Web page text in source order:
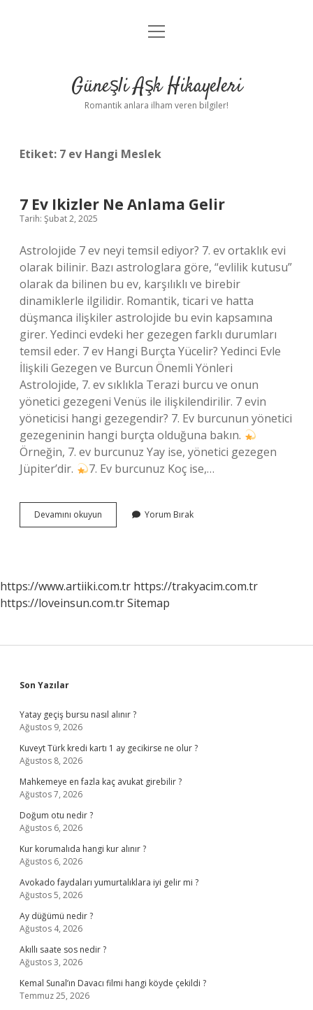
Anasayfa
Yasal Uyarı
menüyü
Güneşli Aşk Hikayeleri
Romantik anlara ilham veren bilgiler!
Etiket: 7 ev Hangi Meslek
7 Ev Ikizler Ne Anlama Gelir
Tarih: Şubat 2, 2025
Astrolojide 7 ev neyi temsil ediyor? 7. ev ortaklık evi
olarak bilinir. Bazı astrologlara göre, “evlilik kutusu”
olarak da bilinen bu ev, karşılıklı ve birebir
dinamiklerle ilgilidir. Romantik, ticari ve hatta
düşmanca ilişkiler astrolojide bu evin kapsamına
girer. Yedinci evdeki her gezegen farklı durumları
temsil eder. 7 ev Hangi Burçta Yücelir? Yedinci Evle
İlişkili Gezegen ve Burcun Önemli Yönleri
Astrolojide, 7. ev sıklıkla Terazi burcu ve onun
yönetici gezegeni Venüs ile ilişkilendirilir. 7 evin
yöneticisi hangi gezegendir? 7. Ev burcunun yönetici
gezegeninin hangi burçta olduğuna bakın.
Örneğin, 7. ev burcunuz Yay ise, yönetici gezegen
Jüpiter’dir.
7. Ev burcunuz Koç ise,…
Devamını okuyun
Ev
Yorum Bırak
https://www.artiiki.com.tr https://trakyacim.com.tr
https://loveinsun.com.trSitemap
Sidebar
Son Yazılar
Yatay geçiş bursu nasıl alınır ?
Ağustos 9, 2026
Kuveyt Türk kredi kartı 1 ay gecikirse ne olur ?
Ağustos 8, 2026
Mahkemeye en fazla kaç avukat girebilir ?
Ağustos 7, 2026
Doğum otu nedir ?
Ağustos 6, 2026
Kur korumalıda hangi kur alınır ?
Ağustos 6, 2026
Avokado faydaları yumurtalıklara iyi gelir mi ?
Ağustos 5, 2026
Ay düğümü nedir ?
Ağustos 4, 2026
Akıllı saate sos nedir ?
Ağustos 3, 2026
Kemal Sunal’ın Davacı filmi hangi köyde çekildi ?
Temmuz 25, 2026